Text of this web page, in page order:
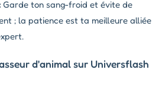
Garde ton sang-froid et évite de
; la patience est ta meilleure alliée
d'animal sur Universflash